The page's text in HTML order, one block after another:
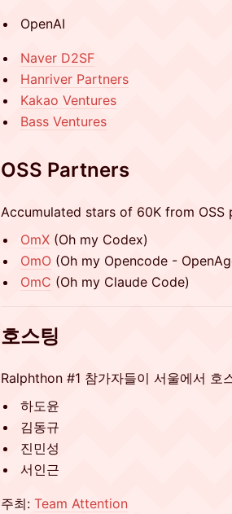
OpenAI
Naver D2SF
Hanriver Partners
Kakao Ventures
Bass Ventures
OSS Partners
Accumulated stars of 60K from OSS
OmX (Oh my Codex)
OmO (Oh my Opencode -
OmC (Oh my Claude Code)
호스팅
Ralphthon #1 참가자들이 서울에서 호
하도윤
김동규
진민성
서인근
주최: Team Attention